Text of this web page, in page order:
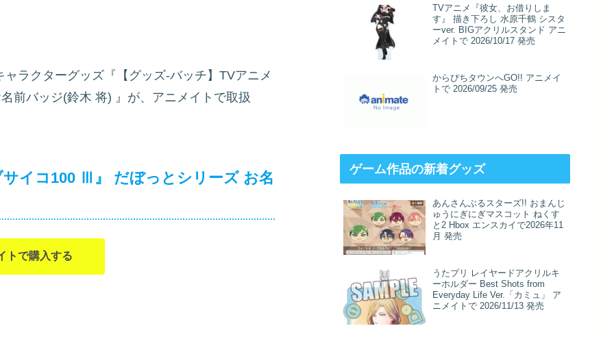
ラクターグッズ『【グッズ-バッチ】TVアニメ
前バッジ(鈴木 将) 』が、アニメイトで取扱
イコ100 Ⅲ』 だぼっとシリーズ お名
トで購入する
TVアニメ『彼女、お借りしま
す』 描き下ろし 水原千鶴 シスタ
ーver. BIGアクリルスタンド アニ
メイトで 2026/10/17 発売
からぴちタウンへGO!! アニメイ
トで 2026/09/25 発売
ゲーム作品の新着グッズ
あんさんぶるスターズ!! おまんじ
ゅうにぎにぎマスコット ねくす
と2 Hbox エンスカイで2026年11
月 発売
うたプリ レイヤードアクリルキ
ーホルダー Best Shots from
Everyday Life Ver.「カミュ」 ア
ニメイトで 2026/11/13 発売